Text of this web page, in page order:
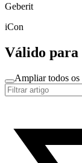
Geberit
iCon
Válido para
Ampliar todos os